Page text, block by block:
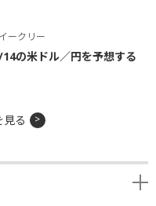
ークリー
14の米ドル／円を予想する
見る